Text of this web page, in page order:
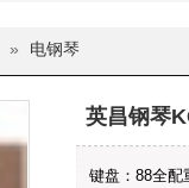
» 电钢琴
英昌钢琴
键盘：88全配